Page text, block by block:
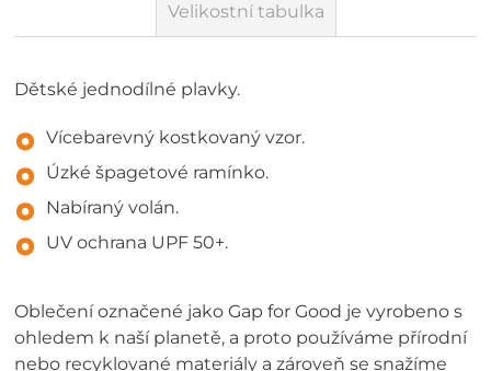
Velikostní tabulka
Dětské jednodílné plavky.
Vícebarevný kostkovaný vzor.
Úzké špagetové ramínko.
Nabíraný volán.
UV ochrana UPF 50+.
Oblečení označené jako Gap for Good je vyrobeno s
ohledem k naší planetě, a proto používáme přírodní
nebo recyklované materiály a zároveň se snažíme